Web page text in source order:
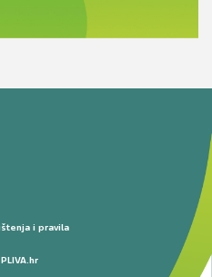
dijagnostike
i pravila
PLIVA.hr